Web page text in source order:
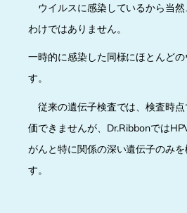
ウイルスに感染しているから当
わけではありません。
一時的に感染した同様にほとんど
す。
従来の遺伝子検査では、検査時
価できませんが、Dr.Ribbonでは
がんと特に関係の深い遺伝子のみ
す。